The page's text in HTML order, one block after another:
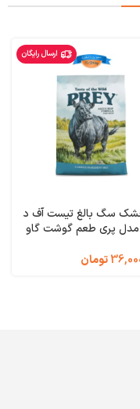
ارسال رایگان
سگ بالغ تیست آف د
مدل پری طعم گوشت گاو
the Wild PREY
تومان